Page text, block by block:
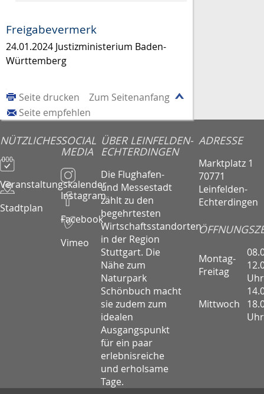
Freigabevermerk
24.01.2024 Justizministerium Baden-
Württemberg
Zum Seitenanfang
Seite drucken
Seite empfehlen
NÜTZLICHES
Veranstaltungskalender
Stadtplan
SOCIAL
MEDIA
Instagram
Facebook
Vimeo
ÜBER LEINFELDEN-
ECHTERDINGEN
Die Flughafen-
und Messestadt
zählt zu den
begehrtesten
Wirtschaftsstandorten
in der Region
Stuttgart. Die
Nähe zum
Naturpark
Schönbuch macht
sie zudem zum
idealen
Ausgangspunkt
für ein paar
erlebnisreiche
und erholsame
Tage.
ADRESSE
Marktplatz 1
70771
Leinfelden-
Echterdingen
Montag-
Freitag
Uhr
Mittwoch
Uhr